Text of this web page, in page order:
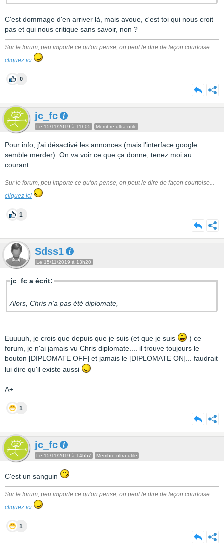
C'est dommage d'en arriver là, mais avoue, c'est toi qui nous croit
pas et qui nous critique sans savoir, non ?
Sur le forum, peu importe ce qu'on pense, on peut le dire de façon courtoise...
cliquez ici
0
jc_fc
Le 15/11/2019 à 11h05 Membre ultra utile
Pour info, j'ai désactivé les annonces (mais l'interface google
semble merder). On va voir ce que ça donne, tenez moi au
courant.
Sur le forum, peu importe ce qu'on pense, on peut le dire de façon courtoise...
cliquez ici
1
Sdss1
Le 15/11/2019 à 13h20
jc_fc a écrit:
Alors, Chris n'a pas été diplomate,
Euuuuh, je crois que depuis que je suis (et que je suis
) ce
forum, je n'ai jamais vu Chris diplomate.... il trouve toujours le
bouton [DIPLOMATE OFF] et jamais le [DIPLOMATE ON]... faudrait
lui dire qu'il existe aussi
A+
1
jc_fc
Le 15/11/2019 à 14h57 Membre ultra utile
C'est un sanguin
Sur le forum, peu importe ce qu'on pense, on peut le dire de façon courtoise...
cliquez ici
1